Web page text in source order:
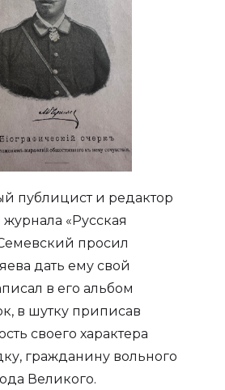
публицист и редактор
«Русская
просил
дать ему свой
в его альбом
в шутку приписав
своего характера
гражданину вольного
Великого.